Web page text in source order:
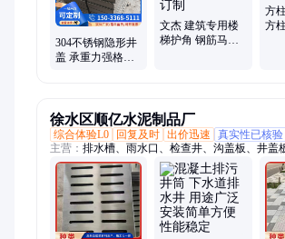
板夹具
304不锈钢隐形井
盖 承重力强格栅
文杰 建筑专用楼
梯护角 钢筋马镫
方
方
徐水区顺亿水泥制品厂
综合体验L0
回复及时 出价迅速 真实性已核验
主营： 排水槽、雨水口、检查井、沟盖板、井盖
挡土板、排水渠、收边条、道牙石、地铺石、水
花岗岩、路沿石、成品井、排水管、电缆井、化
雨水井盖、线性沟槽、空心砌块、排水井盖、铸